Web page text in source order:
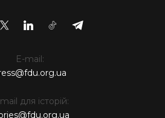
E-mail:
для історій: